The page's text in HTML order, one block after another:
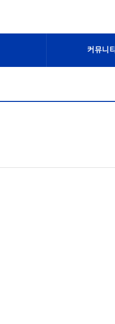
커뮤니티